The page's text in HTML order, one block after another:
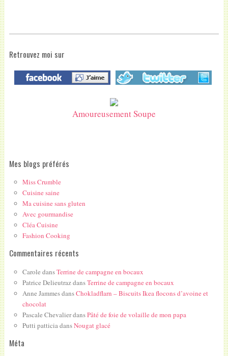
Retrouvez moi sur
Amoureusement Soupe
Mes blogs préférés
Miss Crumble
Cuisine saine
Ma cuisine sans gluten
Avec gourmandise
Cléa Cuisine
Fashion Cooking
Commentaires récents
Carole dansTerrine de campagne en bocaux
Patrice DelieutrazdansTerrine de campagne en bocaux
Anne JammesdansChokladflarn – Biscuits Ikea flocons d’avoine et
chocolat
Pascale ChevalierdansPâté de foie de volaille de mon papa
Putti patticiadansNougat glacé
Méta